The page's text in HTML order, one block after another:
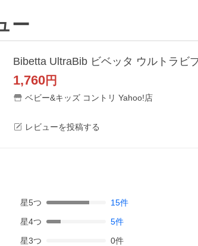
ー
Bibetta UltraBib ビベッタ ウルトラビ
1,760円
ベビー&キッズ コントリ Yahoo!店
レビューを投稿する
星5つ 15件
星4つ 5件
星3つ 0件